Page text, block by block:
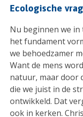
Ecologische
Nu beginnen we
het fundament
we behoedzamer
Want de mens
natuur, maar door
die we juist in de
ontwikkeld. Dat
ook in kerken.